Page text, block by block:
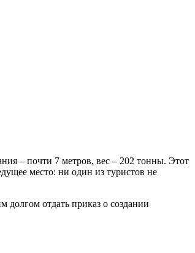
– почти 7 метров, вес – 202 тонны. Этот
место: ни один из туристов не
отдать приказ о создании